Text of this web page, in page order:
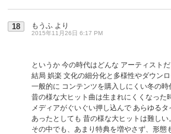
18 もうふ より
2015年11月26日 6:17 PM
というか 今の時代はどんな アーティスト
結局 娯楽 文化の細分化と多様性やダウン
一般的に コンテンツを購入しにくい冬の時
昔の様な大ヒット曲は生まれにくくなった
メディアがぐいぐい押し込んで あらゆるタ
あったとしても 昔の様な大ヒットは難しい。
その中でも、あまり特典を増やさず、形態